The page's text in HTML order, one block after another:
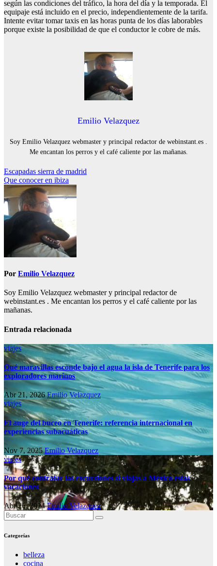
según las condiciones del tráfico, la hora del día y la temporada. El
equipaje está incluido en el precio, independientemente de la tarifa.
Intente evitar tomar taxis en las horas punta de los días laborables
porque existe la posibilidad de que el conductor le cobre de más.
Emilio Velazquez
Soy Emilio Velazquez webmaster y principal redactor de webinstant.es .
Me encantan los perros y el café caliente por las mañanas.
Navegación
de
entradas
Escapadas sierra de madrid
Que conocer en ibiza
Por Emilio Velazquez
Soy Emilio Velazquez webmaster y principal redactor de
webinstant.es . Me encantan los perros y el café caliente por las
mañanas.
Entrada relacionada
viajes
Qué maravillas esconde bajo el agua la isla de Tenerife para los
exploradores marinos
Abr 21, 2026Emilio Velazquez
viajes
El auge del buceo en Tenerife: referencia internacional en
experiencias subacuáticas
Nov 7, 2025Emilio Velazquez
viajes
Por qué contratar las excursiones si viajas a México estas
vacaciones
Abr 26, 2024Emilio Velazquez
Categorías
belleza
cocina